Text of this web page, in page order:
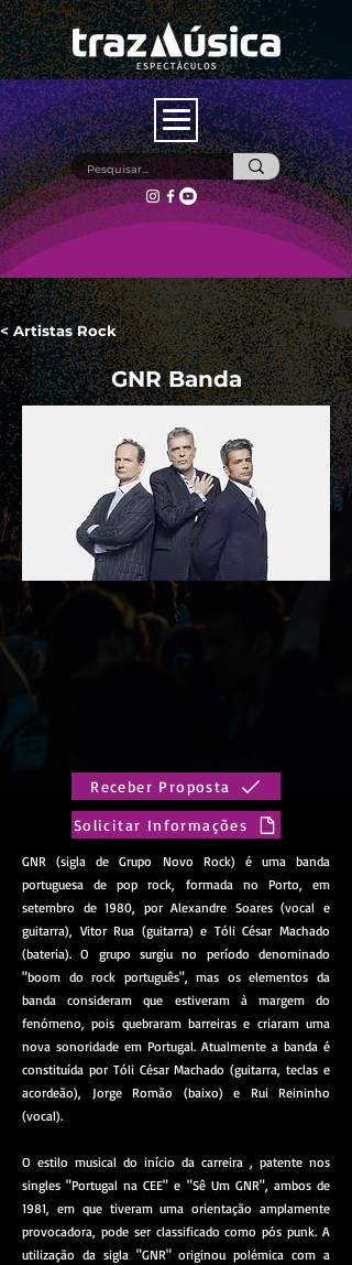
< Artistas Rock
GNR Banda
Receber Proposta
Solicitar Informações
GNR (sigla de Grupo Novo Rock) é uma banda
portuguesa de pop rock, formada no Porto, em
setembro de 1980, por Alexandre Soares (vocal e
guitarra), Vitor Rua (guitarra) e Tóli César Machado
(bateria). O grupo surgiu no período denominado
"boom do rock português", mas os elementos da
banda consideram que estiveram à margem do
fenómeno, pois quebraram barreiras e criaram uma
nova sonoridade em Portugal. Atualmente a banda é
constituída por Tóli César Machado (guitarra, teclas e
acordeão), Jorge Romão (baixo) e Rui Reininho
(vocal).
O estilo musical do início da carreira , patente nos
singles "Portugal na CEE" e "Sê Um GNR", ambos de
1981, em que tiveram uma orientação amplamente
provocadora, pode ser classificado como pós punk. A
utilização da sigla "GNR" originou polémica com a